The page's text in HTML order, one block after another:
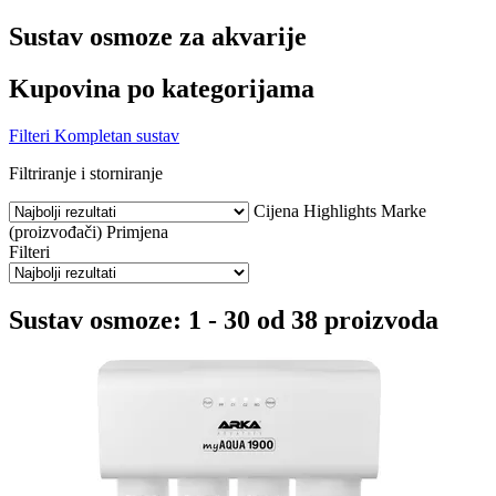
Sustav osmoze za akvarije
Kupovina po kategorijama
Filteri Kompletan sustav
Filtriranje i storniranje
Cijena Highlights Marke
(proizvođači) Primjena
Filteri
Sustav osmoze: 1 - 30 od 38 proizvoda